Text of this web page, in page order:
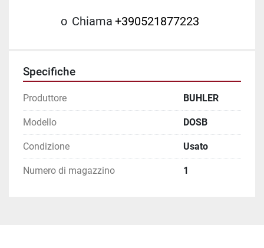
o Chiama +390521877223
Specifiche
Produttore BUHLER
Modello DOSB
Condizione Usato
Numero di magazzino 1